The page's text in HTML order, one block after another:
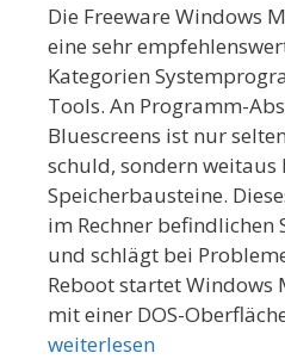
Die Freeware Windows
eine sehr
Kategorien
Tools. An Programm-
Bluescreens ist nur
schuld, sondern weitaus
Speicherbausteine.
im Rechner befindlichen
und schlägt bei
Reboot startet Windows
mit einer DOS-
weiterlesen